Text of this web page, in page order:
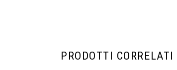
PRODOTTI CORRELATI